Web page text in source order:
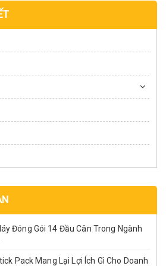
Đóng Gói 14 Đầu Cân Trong Ngành
Pack Mang Lại Lợi Ích Gì Cho Doanh